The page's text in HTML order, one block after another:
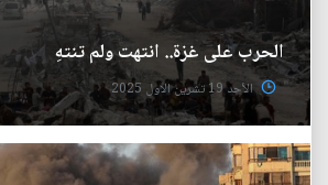
الحرب على غزة.. انتهت ولم تنتهِ
الأحد 19 تشرين الاول 2025